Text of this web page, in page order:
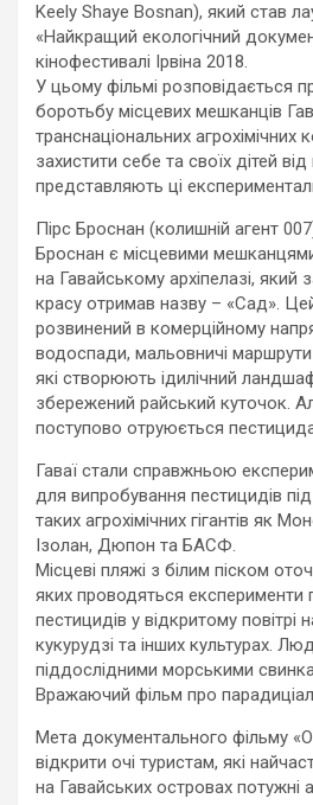
Keely Shaye Bosnan), який став
«Найкращий екологічний
кінофестивалі Ірвіна 2018.
У цьому фільмі розповідається
боротьбу місцевих мешканців
транснаціональних агрохімічних
захистити себе та своїх дітей
представляють ці
Пірс Броснан (колишній агент
Броснан є місцевими
на Гавайському архіпелазі,
красу отримав назву – «Сад».
розвинений в комерційному
водоспади, мальовничі
які створюють ідилічний
збережений райський куточок.
поступово отруюється
Гаваї стали справжньою
для випробування пестицидів
таких агрохімічних гігантів як
Ізолан, Дюпон та БАСФ.
Місцеві пляжі з білим піском
яких проводяться
пестицидів у відкритому повітрі
кукурудзі та інших культурах.
піддослідними морськими
Вражаючий фільм про
Мета документального фільму
відкрити очі туристам, які
на Гавайських островах потужні